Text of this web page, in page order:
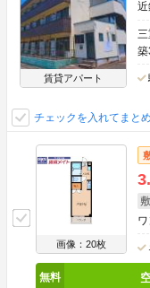
賃貸アパート
近
三
チェックを入れてまと
画像：20枚
敷